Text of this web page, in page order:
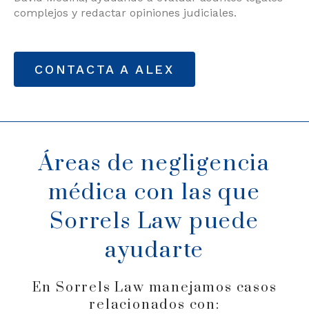
complejos y redactar opiniones judiciales.
CONTACTA A ALEX
Áreas de negligencia
médica con las que
Sorrels Law puede
ayudarte
En Sorrels Law manejamos casos
relacionados con: